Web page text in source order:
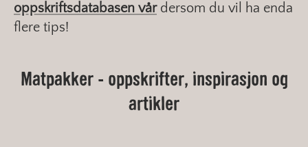
oppskriftsdatabasen vårdersom du vil ha enda
flere tips!
Matpakker - oppskrifter, inspirasjon og
artikler